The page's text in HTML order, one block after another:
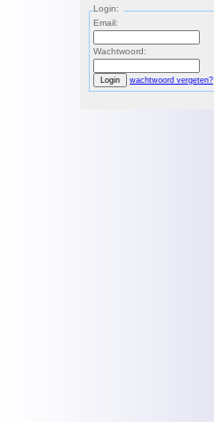
Login:
Email:
Wachtwoord:
wachtwoord vergeten?